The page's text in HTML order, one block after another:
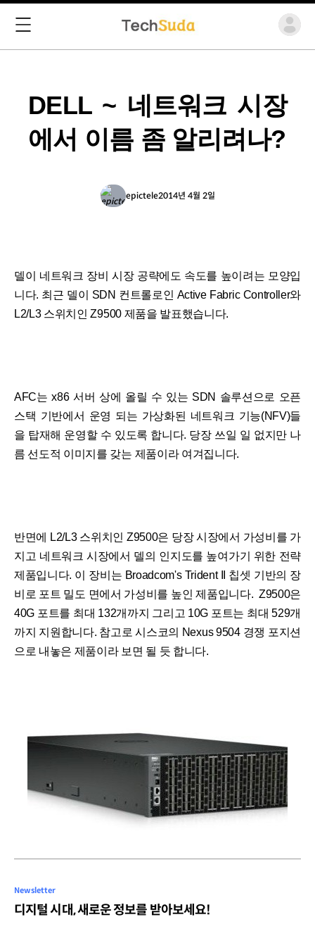
DELL ~ 네트워크 시장
에서 이름 좀 알리려나?
epictele2014년 4월 2일
델이 네트워크 장비 시장 공략에도 속도를 높이려는 모양입
니다. 최근 델이 SDN 컨트롤로인 Active Fabric Controller와
L2/L3 스위치인 Z9500 제품을 발표했습니다.
AFC는 x86 서버 상에 올릴 수 있는 SDN 솔루션으로 오픈
스택 기반에서 운영 되는 가상화된 네트워크 기능(NFV)들
을 탑재해 운영할 수 있도록 합니다. 당장 쓰일 일 없지만 나
름 선도적 이미지를 갖는 제품이라 여겨집니다.
반면에 L2/L3 스위치인 Z9500은 당장 시장에서 가성비를 가
지고 네트워크 시장에서 델의 인지도를 높여가기 위한 전략
제품입니다. 이 장비는 Broadcom's Trident II 칩셋 기반의 장
비로 포트 밀도 면에서 가성비를 높인 제품입니다. Z9500은
40G 포트를 최대 132개까지 그리고 10G 포트는 최대 529개
까지 지원합니다. 참고로 시스코의 Nexus 9504 경쟁 포지션
으로 내놓은 제품이라 보면 될 듯 합니다.
Newsletter
디지털 시대, 새로운 정보를 받아보세요!